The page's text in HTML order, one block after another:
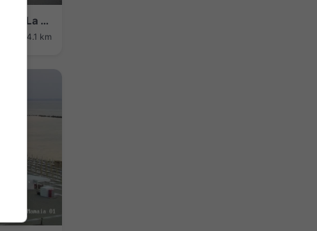
Constanța: Zona Centrală › Βόρεια: Plaja La Perla - Plaja Aventura - Plaja Flora - Black Sea
24.1 km